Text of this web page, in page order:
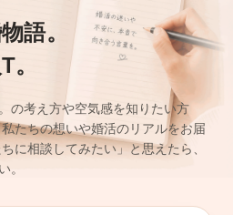
語。
。
の考え方や空気感を知りたい方
たちの想いや婚活のリアルをお届
に相談してみたい」と思えたら、
。